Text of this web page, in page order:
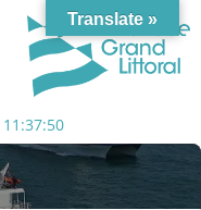
11:37:49
Translate »